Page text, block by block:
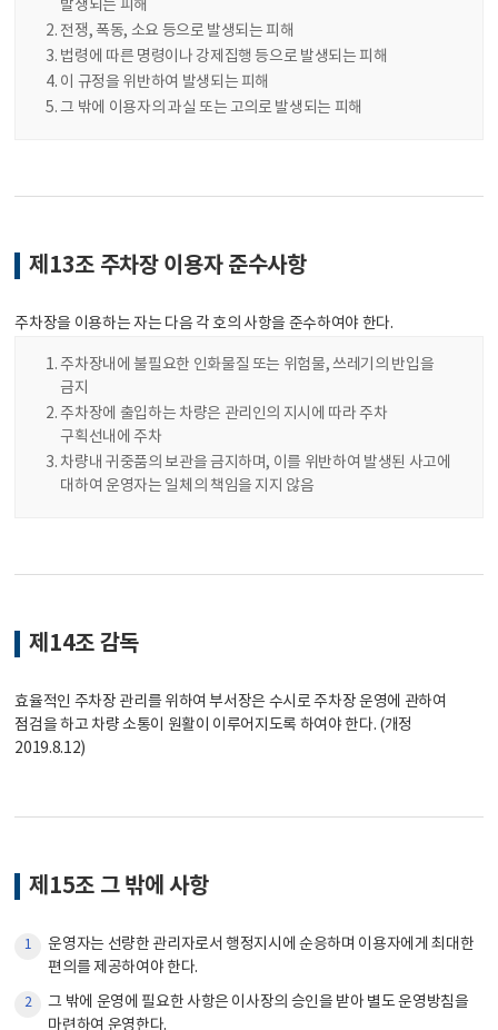
발생되는 피해
전쟁, 폭동, 소요 등으로 발생되는 피해
법령에 따른 명령이나 강제집행 등으로 발생되는 피해
이 규정을 위반하여 발생되는 피해
그 밖에 이용자의 과실 또는 고의로 발생되는 피해
제13조 주차장 이용자 준수사항
주차장을 이용하는 자는 다음 각 호의 사항을 준수하여야 한다.
주차장내에 불필요한 인화물질 또는 위험물, 쓰레기의 반입을
금지
주차장에 출입하는 차량은 관리인의 지시에 따라 주차
구획선내에 주차
차량내 귀중품의 보관을 금지하며, 이를 위반하여 발생된 사고에
대하여 운영자는 일체의 책임을 지지 않음
제14조 감독
효율적인 주차장 관리를 위하여 부서장은 수시로 주차장 운영에 관하여
점검을 하고 차량 소통이 원활이 이루어지도록 하여야 한다. (개정
2019.8.12)
제15조 그 밖에 사항
1
운영자는 선량한 관리자로서 행정지시에 순응하며 이용자에게 최대한
편의를 제공하여야 한다.
2
그 밖에 운영에 필요한 사항은 이사장의 승인을 받아 별도 운영방침을
마련하여 운영한다.